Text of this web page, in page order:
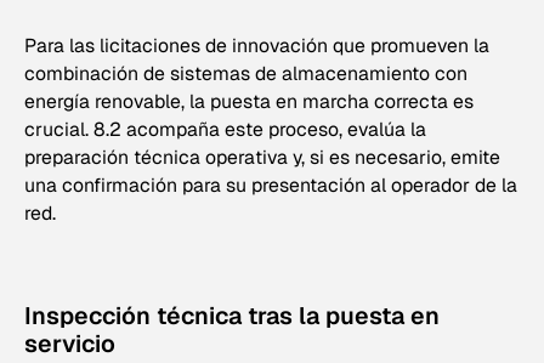
Para las licitaciones de innovación que promueven la
combinación de sistemas de almacenamiento con
energía renovable, la puesta en marcha correcta es
crucial. 8.2 acompaña este proceso, evalúa la
preparación técnica operativa y, si es necesario, emite
una confirmación para su presentación al operador de la
red.
Inspección técnica tras la puesta en
servicio